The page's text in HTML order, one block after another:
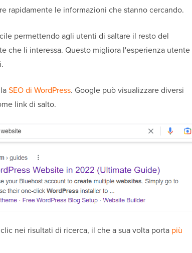
rapidamente le informazioni che stanno cercando.
permettendo agli utenti di saltare il resto del
che li interessa. Questo migliora l'esperienza utente
SEO di WordPress. Google può visualizzare diversi
link di salto.
nei risultati di ricerca, il che a sua volta porta più